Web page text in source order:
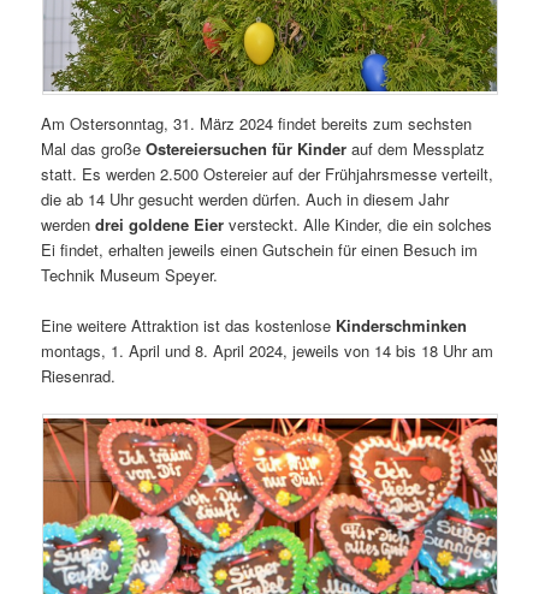
Am Ostersonntag, 31. März 2024 findet bereits zum sechsten
Mal das großeOstereiersuchen für Kinder auf dem Messplatz
statt. Es werden 2.500 Ostereier auf der Frühjahrsmesse verteilt,
die ab 14 Uhr gesucht werden dürfen. Auch in diesem Jahr
werdendrei goldene Eier versteckt. Alle Kinder, die ein solches
Ei findet, erhalten jeweils einen Gutschein für einen Besuch im
Technik Museum Speyer.
Eine weitere Attraktion ist das kostenlose Kinderschminken
montags, 1. April und 8. April 2024, jeweils von 14 bis 18 Uhr am
Riesenrad.